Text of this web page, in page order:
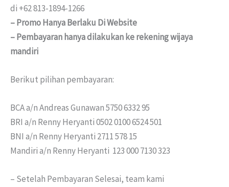
di +62 813-1894-1266
– Promo Hanya Berlaku Di Website
– Pembayaran hanya dilakukan ke rekening wijaya
mandiri
Berikut pilihan pembayaran:
BCA a/n Andreas Gunawan 5750 6332 95
BRI a/n Renny Heryanti 0502 0100 6524 501
BNI a/n Renny Heryanti 2711 578 15
Mandiri a/n Renny Heryanti 123 000 7130 323
– Setelah Pembayaran Selesai, team kami